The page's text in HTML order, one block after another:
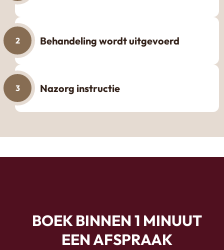
2 Behandeling wordt uitgevoerd
3 Nazorg instructie
BOEK BINNEN 1 MINUUT
EEN AFSPRAAK